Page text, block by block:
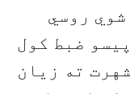
روسي
ضبط کول
ته زیان